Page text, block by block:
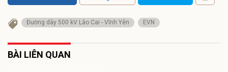
Đường dây 500 kV Lào Cai - Vĩnh Yên EVN
BÀI LIÊN QUAN